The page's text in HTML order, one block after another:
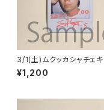
3/1(土)ムクッカシャチェキ
¥1,200